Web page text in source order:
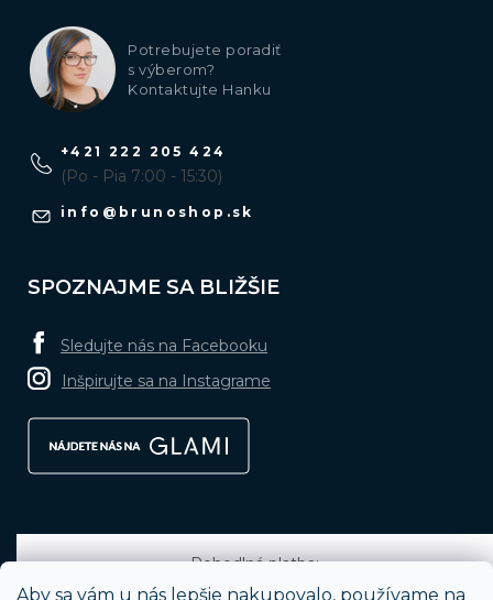
Aby sa vám u nás lepšie nakupovalo, používame na
Potrebujete poradiť
s výberom?
Kontaktujte Hanku
info @ brunoshop.sk
+421 222 205 424
(Po - Pia 7:00 - 15:30)
SPOZNAJME SA BLIŽŠIE
Sledujte nás na Facebooku
Inšpirujte sa na Instagrame
Pohodlná platba: